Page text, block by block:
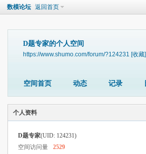
数模论坛 返回首页
D题专家的个人空间
https://www.shumo.com/forum/?124231 [收藏]
空间首页 动态 记录
个人资料
D题专家(UID: 124231)
空间访问量
2529